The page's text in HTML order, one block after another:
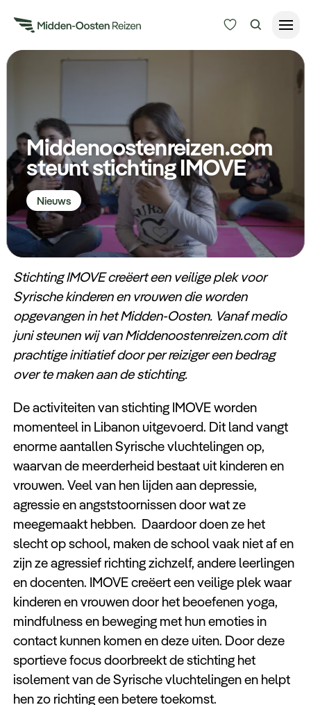
Alle bestemmingen
Type Reizen
Inspiratie
Meer
Zoeken
Middenoostenreizen.com
steunt stichting IMOVE
Nieuws
Stichting IMOVE creëert een veilige plek voor
Syrische kinderen en vrouwen die worden
opgevangen in het Midden-Oosten. Vanaf medio
juni steunen wij van Middenoostenreizen.com dit
prachtige initiatief door per reiziger een bedrag
over te maken aan de stichting.
De activiteiten van stichting IMOVE worden
momenteel in Libanon uitgevoerd. Dit land vangt
enorme aantallen Syrische vluchtelingen op,
waarvan de meerderheid bestaat uit kinderen en
vrouwen. Veel van hen lijden aan depressie,
agressie en angststoornissen door wat ze
meegemaakt hebben. Daardoor doen ze het
slecht op school, maken de school vaak niet af en
zijn ze agressief richting zichzelf, andere leerlingen
en docenten. IMOVE creëert een veilige plek waar
kinderen en vrouwen door het beoefenen yoga,
mindfulness en beweging met hun emoties in
contact kunnen komen en deze uiten. Door deze
sportieve focus doorbreekt de stichting het
isolement van de Syrische vluchtelingen en helpt
hen zo richting een betere toekomst.